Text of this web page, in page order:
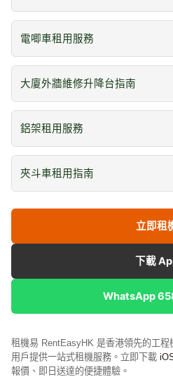
電唧車租用服務
大廈外牆維修升降台指南
鋁架租用服務
夾斗車租用指南
立即租
下載
WhatsApp
租機易 RentEasyHK 是香港領先的工
用戶提供一站式租機服務。立即下載
報價、即日送達的便捷體驗。